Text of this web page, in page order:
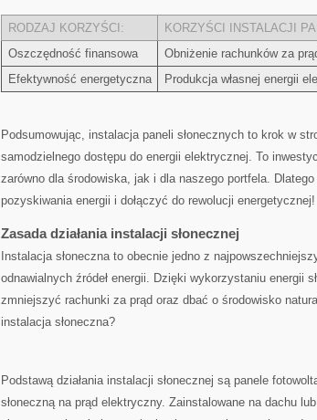
RODZAJ ⁤KORZYŚCI:
KORZYŚCI INSTALACJI
Oszczędność finansowa
Obniżenie rachunków za
Efektywność energetyczna
Produkcja własnej energii
Podsumowując, instalacja paneli słonecznych ‍to⁤ krok w
samodzielnego dostępu do energii⁣ elektrycznej. To
zarówno dla ⁣środowiska, jak ​i dla naszego portfela.
pozyskiwania energii i dołączyć do ‌rewolucji⁤ energetycznej!
Zasada działania instalacji słonecznej
Instalacja słoneczna⁢ to obecnie jedno z
odnawialnych źródeł energii. Dzięki wykorzystaniu energii
zmniejszyć rachunki ⁢za prąd oraz​ dbać o środowisko
instalacja słoneczna?
Podstawą działania instalacji słonecznej są ⁢panele
słoneczną na prąd elektryczny. Zainstalowane na dachu